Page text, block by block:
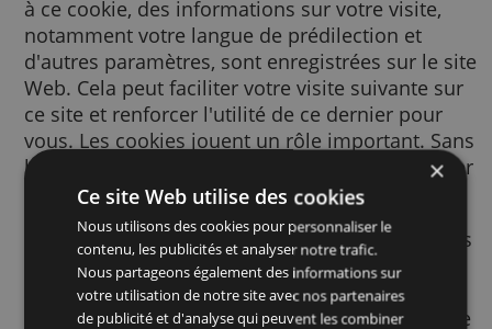
Un cookie est un petit fichier texte envoyé à
votre navigateur via le site Web consulté.
à ce cookie, des informations sur votre
notamment votre langue de prédilection et
d'autres paramètres, sont enregistrées sur
Web. Cela peut faciliter votre visite
ce site et renforcer l'utilité de ce dernier
vous. Les cookies jouent un rôle important.
les cookies, l'utilisation du Web pourrait
beaucoup plus frustrante.
Ce site Web utilise des cookies
Nous utilisons des cookies pour personnaliser le